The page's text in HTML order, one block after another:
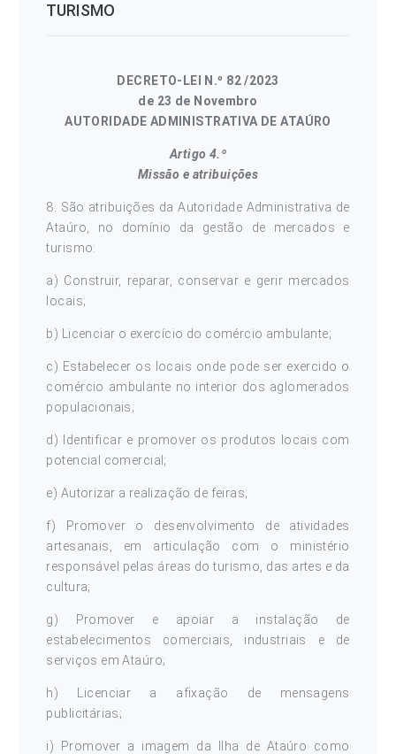
TURISMO
DECRETO-LEI N.º 82 /2023
de 23 de Novembro
AUTORIDADE ADMINISTRATIVA DE ATAÚRO
Artigo 4.º
Missão e atribuições
8. São atribuições da Autoridade Administrativa de
Ataúro, no domínio da gestão de mercados e
turismo:
a) Construir, reparar, conservar e gerir mercados
locais;
b) Licenciar o exercício do comércio ambulante;
c) Estabelecer os locais onde pode ser exercido o
comércio ambulante no interior dos aglomerados
populacionais;
d) Identificar e promover os produtos locais com
potencial comercial;
e) Autorizar a realização de feiras;
f) Promover o desenvolvimento de atividades
artesanais, em articulação com o ministério
responsável pelas áreas do turismo, das artes e da
cultura;
g) Promover e apoiar a instalação de
estabelecimentos comerciais, industriais e de
serviços em Ataúro;
h) Licenciar a afixação de mensagens
publicitárias;
i) Promover a imagem da Ilha de Ataúro como